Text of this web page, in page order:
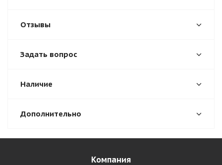
Отзывы
Задать вопрос
Наличие
Дополнительно
Компания